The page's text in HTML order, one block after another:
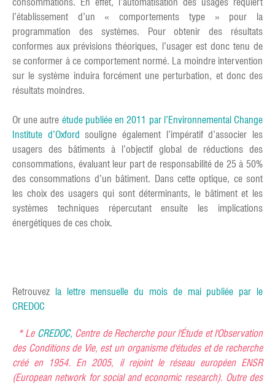
l’établissement d’un « comportements type » pour la
programmation des systèmes. Pour obtenir des résultats
conformes aux prévisions théoriques, l’usager est donc tenu de
se conformer à ce comportement normé. La moindre intervention
sur le système induira forcément une perturbation, et donc des
résultats moindres.
Or une autre étude publiée en 2011 par l’Environnemental Change
Institute d’Oxfordsouligne également l’impératif d’associer les
usagers des bâtiments à l’objectif global de réductions des
consommations, évaluant leur part de responsabilité de 25 à 50%
des consommations d’un bâtiment. Dans cette optique, ce sont
les choix des usagers qui sont déterminants, le bâtiment et les
systèmes techniques répercutant ensuite les implications
énergétiques de ces choix.
Retrouvez la lettre mensuelle du mois de mai publiée par le
CREDOC
* Le CREDOC, Centre de Recherche pour l'Étude et l'Observation
des Conditions de Vie, est un organisme d'études et de recherche
créé en 1954. En 2005, il rejoint le réseau européen ENSR
(European network for social and economic research). Outre des